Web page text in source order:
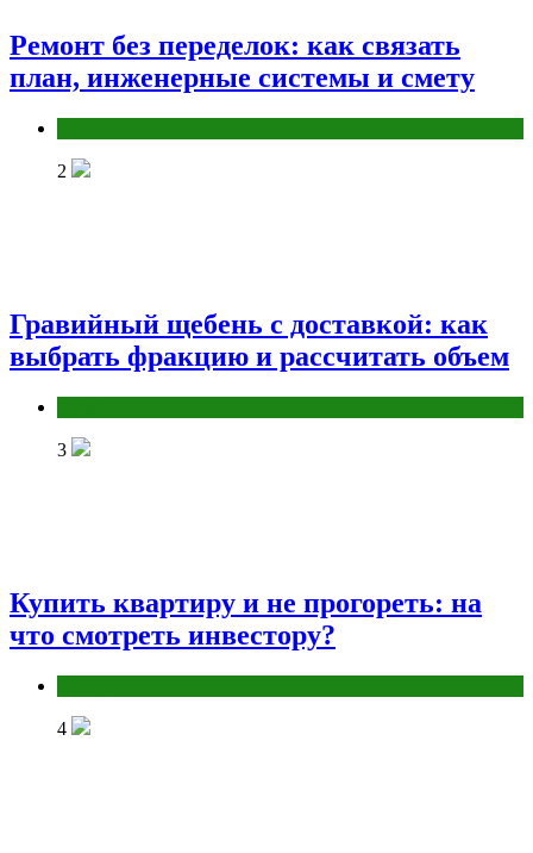
Ремонт без переделок: как связать
план, инженерные системы и смету
2
Гравийный щебень с доставкой: как
выбрать фракцию и рассчитать объем
3
Купить квартиру и не прогореть: на
что смотреть инвестору?
4